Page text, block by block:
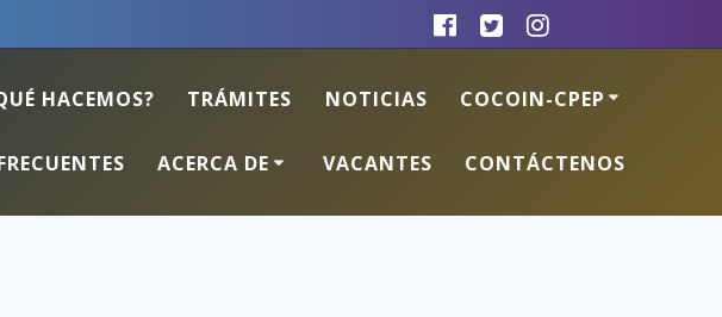
HACEMOS? TRÁMITES NOTICIAS COCOIN-CPEP
ACERCA DE VACANTES CONTÁCTENOS